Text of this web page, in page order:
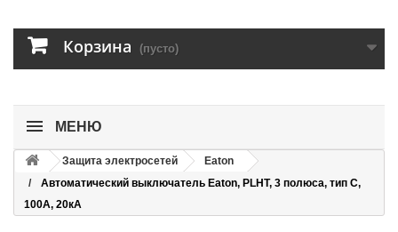
Корзина (пусто)
МЕНЮ
Защита электросетей
Eaton
Автоматический выключатель Eaton, PLHT, 3 полюса, тип C,
100А, 20кА